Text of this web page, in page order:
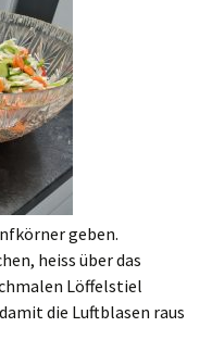
geben.
heiss über das
Löffelstiel
die Luftblasen raus